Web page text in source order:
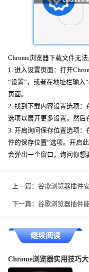
Chrome浏览器下载文件无
1. 进入设置页面：打开
“设置”，或者在地址栏输入
页面。
2. 找到下载内容设置选项：
选项以展开更多设置。然后
3. 开启询问保存位置选项：
件的保存位置”选项。开启
会弹出一个窗口，询问你想
上一篇： 谷歌浏览器插件
下一篇： 谷歌浏览器插件
继续阅读
Chrome浏览器实用技巧